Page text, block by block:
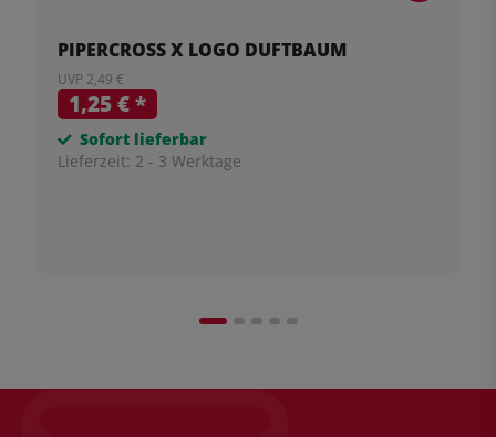
PIPERCROSS X LOGO DUFTBAUM
UVP 2,49 €
1,25 €*
Sofort lieferbar
Lieferzeit: 2 - 3 Werktage